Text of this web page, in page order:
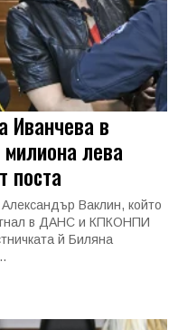
Иванчева в
лева
поста
Ваклин, който
в ДАНС и КПКОНПИ
й Биляна